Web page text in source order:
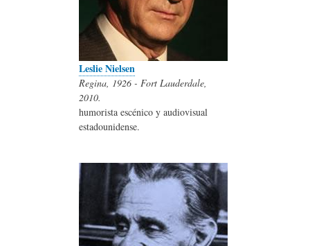
Leslie Nielsen
Regina, 1926 - Fort Lauderdale,
2010.
humorista escénico y audiovisual
estadounidense.